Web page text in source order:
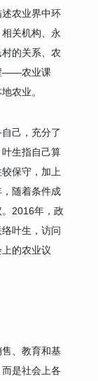
农业界中环
关机构、永
的关系、农
——农业课
农业。
己，充分了
生指自己算
保守，加上
随着条件成
2016年，政
叶生，访问
的农业议
、教育和基
是社会上各